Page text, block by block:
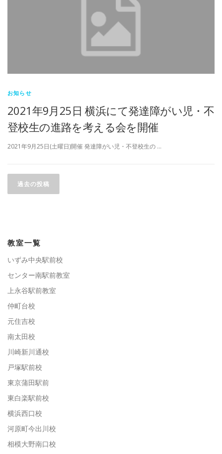
お知らせ
2021年9月25日 横浜にて発達障がい児・不
登校生の進路を考える会を開催
2021年9月25日(土曜日)開催 発達障がい児・不登校生の …
投稿ナビゲーション
過去の投稿
教室一覧
いずみ中央駅前校
センター南駅前教室
上永谷駅前教室
仲町台校
元住吉校
南太田校
川崎新川通校
戸塚駅前校
東京蒲田駅前
東白楽駅前校
横浜西口校
河原町今出川校
相模大野南口校